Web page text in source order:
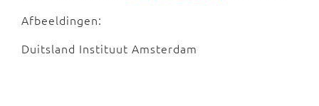
Afbeeldingen:
Duitsland Instituut Amsterdam